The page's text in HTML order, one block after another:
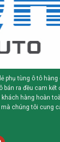
phụ tùng ô tô hàng
bán ra đều cam
hàng hoàn
chúng tôi cung